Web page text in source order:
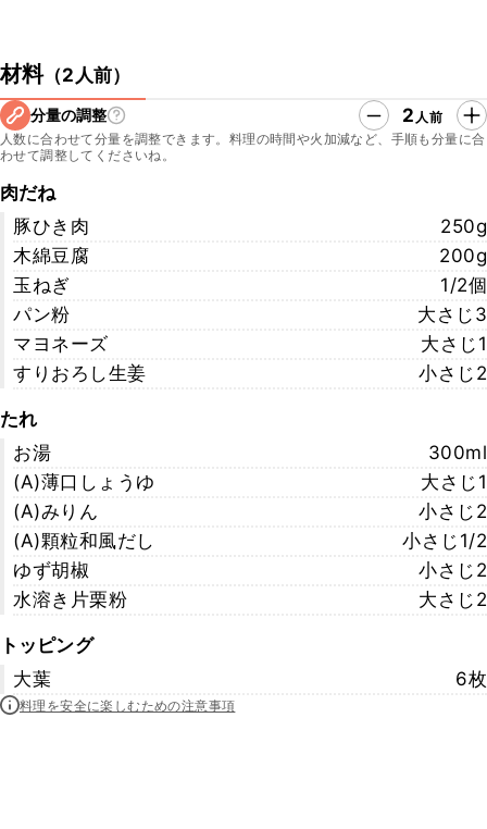
材料（2人前）
分量の調整 2 人前
人数に合わせて分量を調整できます。料理の時間や火加減など、手順も分量に合
わせて調整してくださいね。
肉だね
豚ひき肉
250g
木綿豆腐
200g
玉ねぎ
1/2個
パン粉
大さじ3
マヨネーズ
大さじ1
すりおろし生姜
小さじ2
たれ
お湯
300ml
(A)薄口しょうゆ
大さじ1
(A)みりん
小さじ2
(A)顆粒和風だし
小さじ1/2
ゆず胡椒
小さじ2
水溶き片栗粉
大さじ2
トッピング
大葉
6枚
料理を安全に楽しむための注意事項